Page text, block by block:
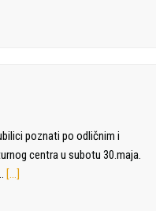
poznati po odličnim i
centra u subotu 30.maja.
[…]